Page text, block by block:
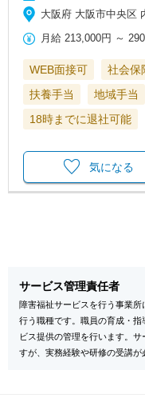
大阪府 大阪市中央区
月給 213,000円 ～
WEB面接可 社会保
扶養手当
地域手当
18時までに退社可能
気になる
サービス管理責任者
障害福祉サービスを行う事業
行う職種です。職員の育成・
ビス提供の管理を行います。
すが、実務経験や研修の受講が